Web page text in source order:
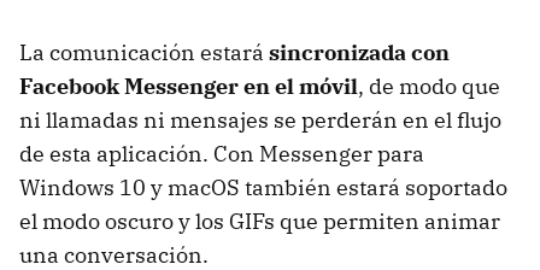
La comunicación estará sincronizada con
Facebook Messenger en el móvil, de modo que
ni llamadas ni mensajes se perderán en el flujo
de esta aplicación. Con Messenger para
Windows 10 y macOS también estará soportado
el modo oscuro y los GIFs que permiten animar
una conversación.